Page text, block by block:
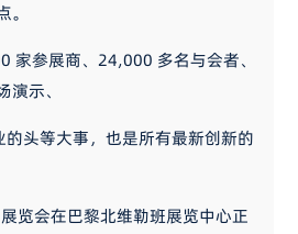
家参展商、24,000 多名与会者、
示、
头等大事，也是所有最新创新的
览会在巴黎北维勒班展览中心正